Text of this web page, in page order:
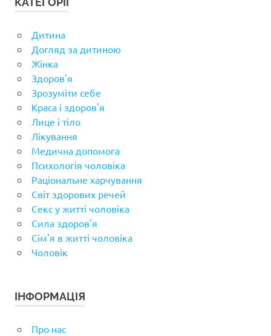
Дитина
Догляд за дитиною
Жінка
Здоров'я
Зрозуміти себе
Краса і здоров'я
Лице і тіло
Лікування
Медична допомога
Психологія чоловіка
Раціональне харчування
Світ здорових речей
Секс у житті чоловіка
Сила здоров'я
Сім'я в житті чоловіка
Чоловік
ІНФОРМАЦІЯ
Про нас